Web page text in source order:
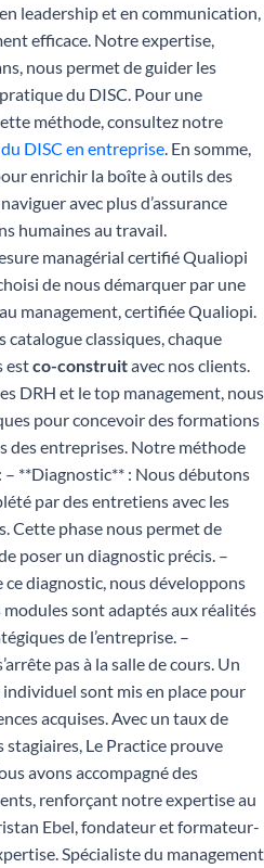
leadership et en communication,
efficace. Notre expertise,
nous permet de guider les
du DISC. Pour une
méthode, consultez notre
DISC en entreprise. En somme,
enrichir la boîte à outils des
avec plus d’assurance
humaines au travail.
managérial certifié Qualiopi
de nous démarquer par une
management, certifiée Qualiopi.
classiques, chaque
estco-construitavec nos clients.
DRH et le top management, nous
pour concevoir des formations
des entreprises. Notre méthode
: – **Diagnostic** : Nous débutons
par des entretiens avec les
Cette phase nous permet de
poser un diagnostic précis. –
ce diagnostic, nous développons
modules sont adaptés aux réalités
de l’entreprise. –
pas à la salle de cours. Un
sont mis en place pour
acquises. Avec un taux de
stagiaires, Le Practice prouve
avons accompagné des
renforçant notre expertise au
Ebel, fondateur et formateur-
Spécialiste du management